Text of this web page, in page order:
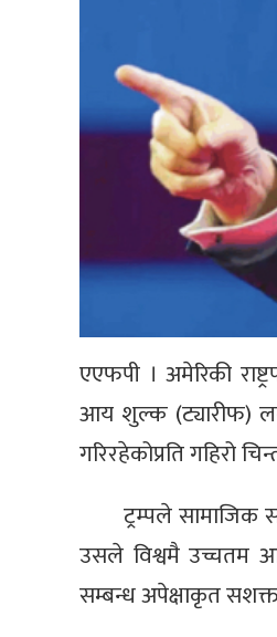
एएफपी । अमेरिकी
आय शुल्क (ट्यारीफ)
गरिरहेकोप्रति गहिरो
ट्रम्पले सामाजिक
उसले विश्वमै उच्चतम
सम्बन्ध अपेक्षाकृत